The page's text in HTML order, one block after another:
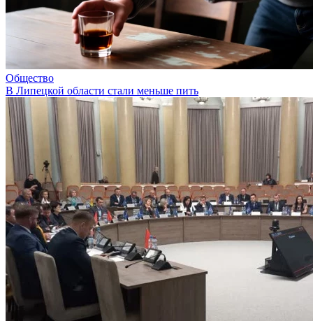
Общество
В Липецкой области стали меньше пить